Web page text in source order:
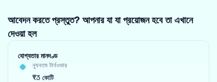
আবেদন করতে প্রস্তুত? আপনার যা যা প্রয়োজন হবে তা এখানে
দেওয়া হল
যোগ্যতার মানদণ্ড
ন্যূনতম টার্নওভার
₹3 কোটি